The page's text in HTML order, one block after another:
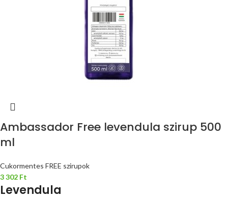
Ambassador Free levendula szirup 500
ml
Cukormentes FREE szirupok
3 302 Ft
Levendula